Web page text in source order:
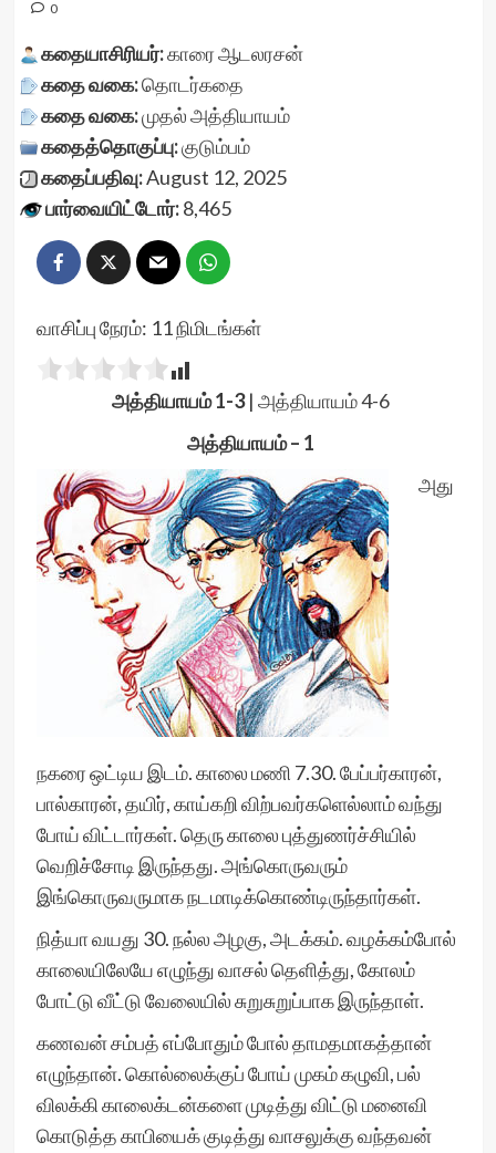
0
கதையாசிரியர்:காரை ஆடலரசன்
கதை வகை:தொடர்கதை
கதை வகை:முதல் அத்தியாயம்
கதைத்தொகுப்பு:குடும்பம்
கதைப்பதிவு:August 12, 2025
பார்வையிட்டோர்:8,465
வாசிப்பு நேரம்: 11நிமிடங்கள்
அத்தியாயம் 1-3| அத்தியாயம் 4-6
அத்தியாயம் – 1
அது
நகரை ஒட்டிய இடம். காலை மணி 7.30. பேப்பர்காரன்,
பால்காரன், தயிர், காய்கறி விற்பவர்களெல்லாம் வந்து
போய் விட்டார்கள். தெரு காலை புத்துணர்ச்சியில்
வெறிச்சோடி இருந்தது. அங்கொருவரும்
இங்கொருவருமாக நடமாடிக்கொண்டிருந்தார்கள்.
நித்யா வயது 30. நல்ல அழகு, அடக்கம். வழக்கம்போல்
காலையிலேயே எழுந்து வாசல் தெளித்து, கோலம்
போட்டு வீட்டு வேலையில் சுறுசுறுப்பாக இருந்தாள்.
கணவன் சம்பத் எப்போதும் போல் தாமதமாகத்தான்
எழுந்தான். கொல்லைக்குப் போய் முகம் கழுவி, பல்
விலக்கி காலைக்டன்களை முடித்து விட்டு மனைவி
கொடுத்த காபியைக் குடித்து வாசலுக்கு வந்தவன்